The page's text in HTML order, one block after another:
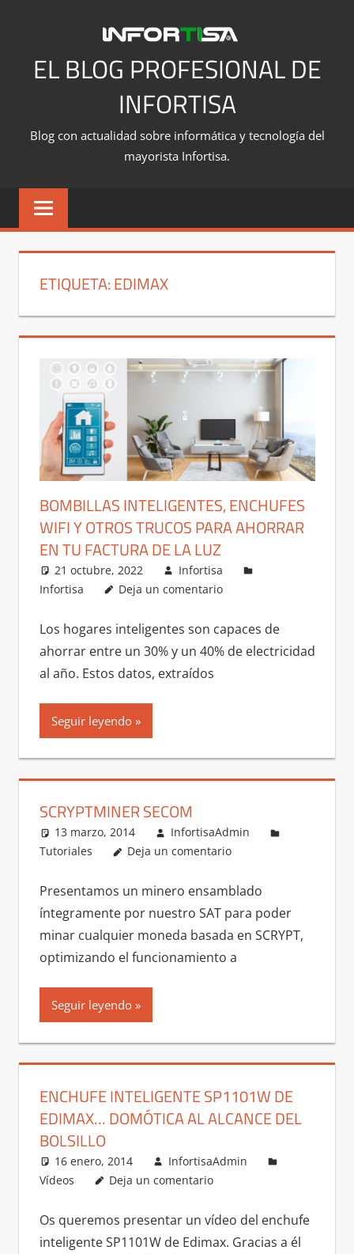
contenidoEL BLOG PROFESIONAL DE
INFORTISA
Blog con actualidad sobre informática y tecnología del
mayorista Infortisa.
ETIQUETA:EDIMAX
BOMBILLAS INTELIGENTES, ENCHUFES
WIFI Y OTROS TRUCOS PARA AHORRAR
EN TU FACTURA DE LA LUZ
21 octubre, 2022
Infortisa
Infortisa
Deja un comentario
Los hogares inteligentes son capaces de
ahorrar entre un 30% y un 40% de electricidad
al año. Estos datos, extraídos
Seguir leyendo
SCRYPTMINER SECOM
13 marzo, 2014
InfortisaAdmin
Tutoriales
Deja un comentario
Presentamos un minero ensamblado
íntegramente por nuestro SAT para poder
minar cualquier moneda basada en SCRYPT,
optimizando el funcionamiento a
Seguir leyendo
ENCHUFE INTELIGENTE SP1101W DE
EDIMAX… DOMÓTICA AL ALCANCE DEL
BOLSILLO
16 enero, 2014
InfortisaAdmin
Vídeos
Deja un comentario
Os queremos presentar un vídeo del enchufe
inteligente SP1101W de Edimax. Gracias a él